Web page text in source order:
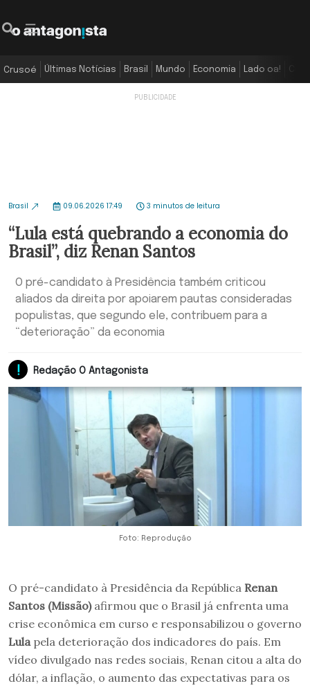
Crusoé Últimas Notícias Brasil Mundo Economia Lado oa!
Brasil 09.06.2026 17:49 3 minutos de leitura
“Lula está quebrando a economia do
Brasil”, diz Renan Santos
O pré-candidato à Presidência também criticou
aliados da direita por apoiarem pautas consideradas
populistas, que segundo ele, contribuem para a
“deterioração” da economia
Redação O Antagonista
Foto: Reprodução
O pré-candidato à Presidência da República Renan
Santos (Missão)afirmou que o Brasil já enfrenta uma
crise econômica em curso e responsabilizou o governo
Lula pela deterioração dos indicadores do país. Em
vídeo divulgado nas redes sociais, Renan citou a alta do
dólar, a inflação, o aumento das expectativas para os